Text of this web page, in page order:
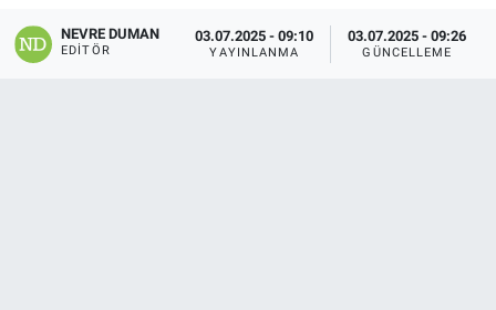
NEVRE DUMAN
EDITÖR
03.07.2025 - 09:10
YAYINLANMA
03.07.2025 - 09:26
GÜNCELLEME